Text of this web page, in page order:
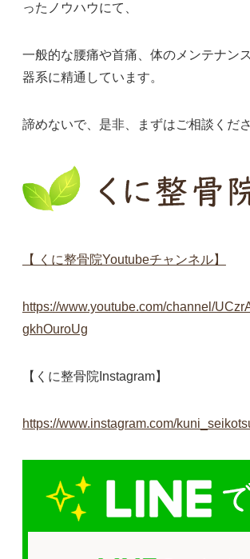
ったノウハウにて、
一般的な腰痛や首痛、体のメンテナン
器系に精通しています。
諦めないで、是非、まずはご相談くださ
【 くに整骨院Youtubeチャンネル】
https://www.youtube.com/channel/
gkhOuroUg
【くに整骨院Instagram】
https://www.instagram.com/